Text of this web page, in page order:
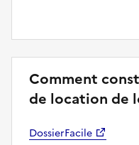
Comment
de location de
DossierFacile